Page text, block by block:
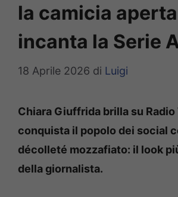
la camicia aperta
incanta la Serie
18 Aprile 2026 di Luigi
Chiara Giuffrida brilla su Radio
conquista il popolo dei social
décolleté mozzafiato: il look
della giornalista.